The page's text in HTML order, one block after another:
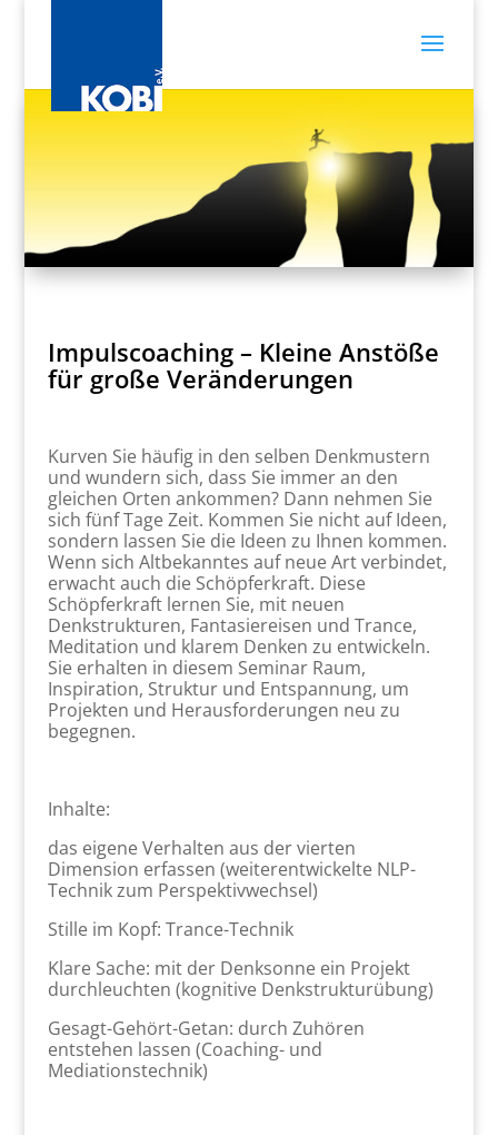
Impulscoaching – Kleine Anstöße
für große Veränderungen
Kurven Sie häufig in den selben Denkmustern
und wundern sich, dass Sie immer an den
gleichen Orten ankommen? Dann nehmen Sie
sich fünf Tage Zeit. Kommen Sie nicht auf Ideen,
sondern lassen Sie die Ideen zu Ihnen kommen.
Wenn sich Altbekanntes auf neue Art verbindet,
erwacht auch die Schöpferkraft. Diese
Schöpferkraft lernen Sie, mit neuen
Denkstrukturen, Fantasiereisen und Trance,
Meditation und klarem Denken zu entwickeln.
Sie erhalten in diesem Seminar Raum,
Inspiration, Struktur und Entspannung, um
Projekten und Herausforderungen neu zu
begegnen.
Inhalte:
das eigene Verhalten aus der vierten
Dimension erfassen (weiterentwickelte NLP-
Technik zum Perspektivwechsel)
Stille im Kopf: Trance-Technik
Klare Sache: mit der Denksonne ein Projekt
durchleuchten (kognitive Denkstrukturübung)
Gesagt-Gehört-Getan: durch Zuhören
entstehen lassen (Coaching- und
Mediationstechnik)